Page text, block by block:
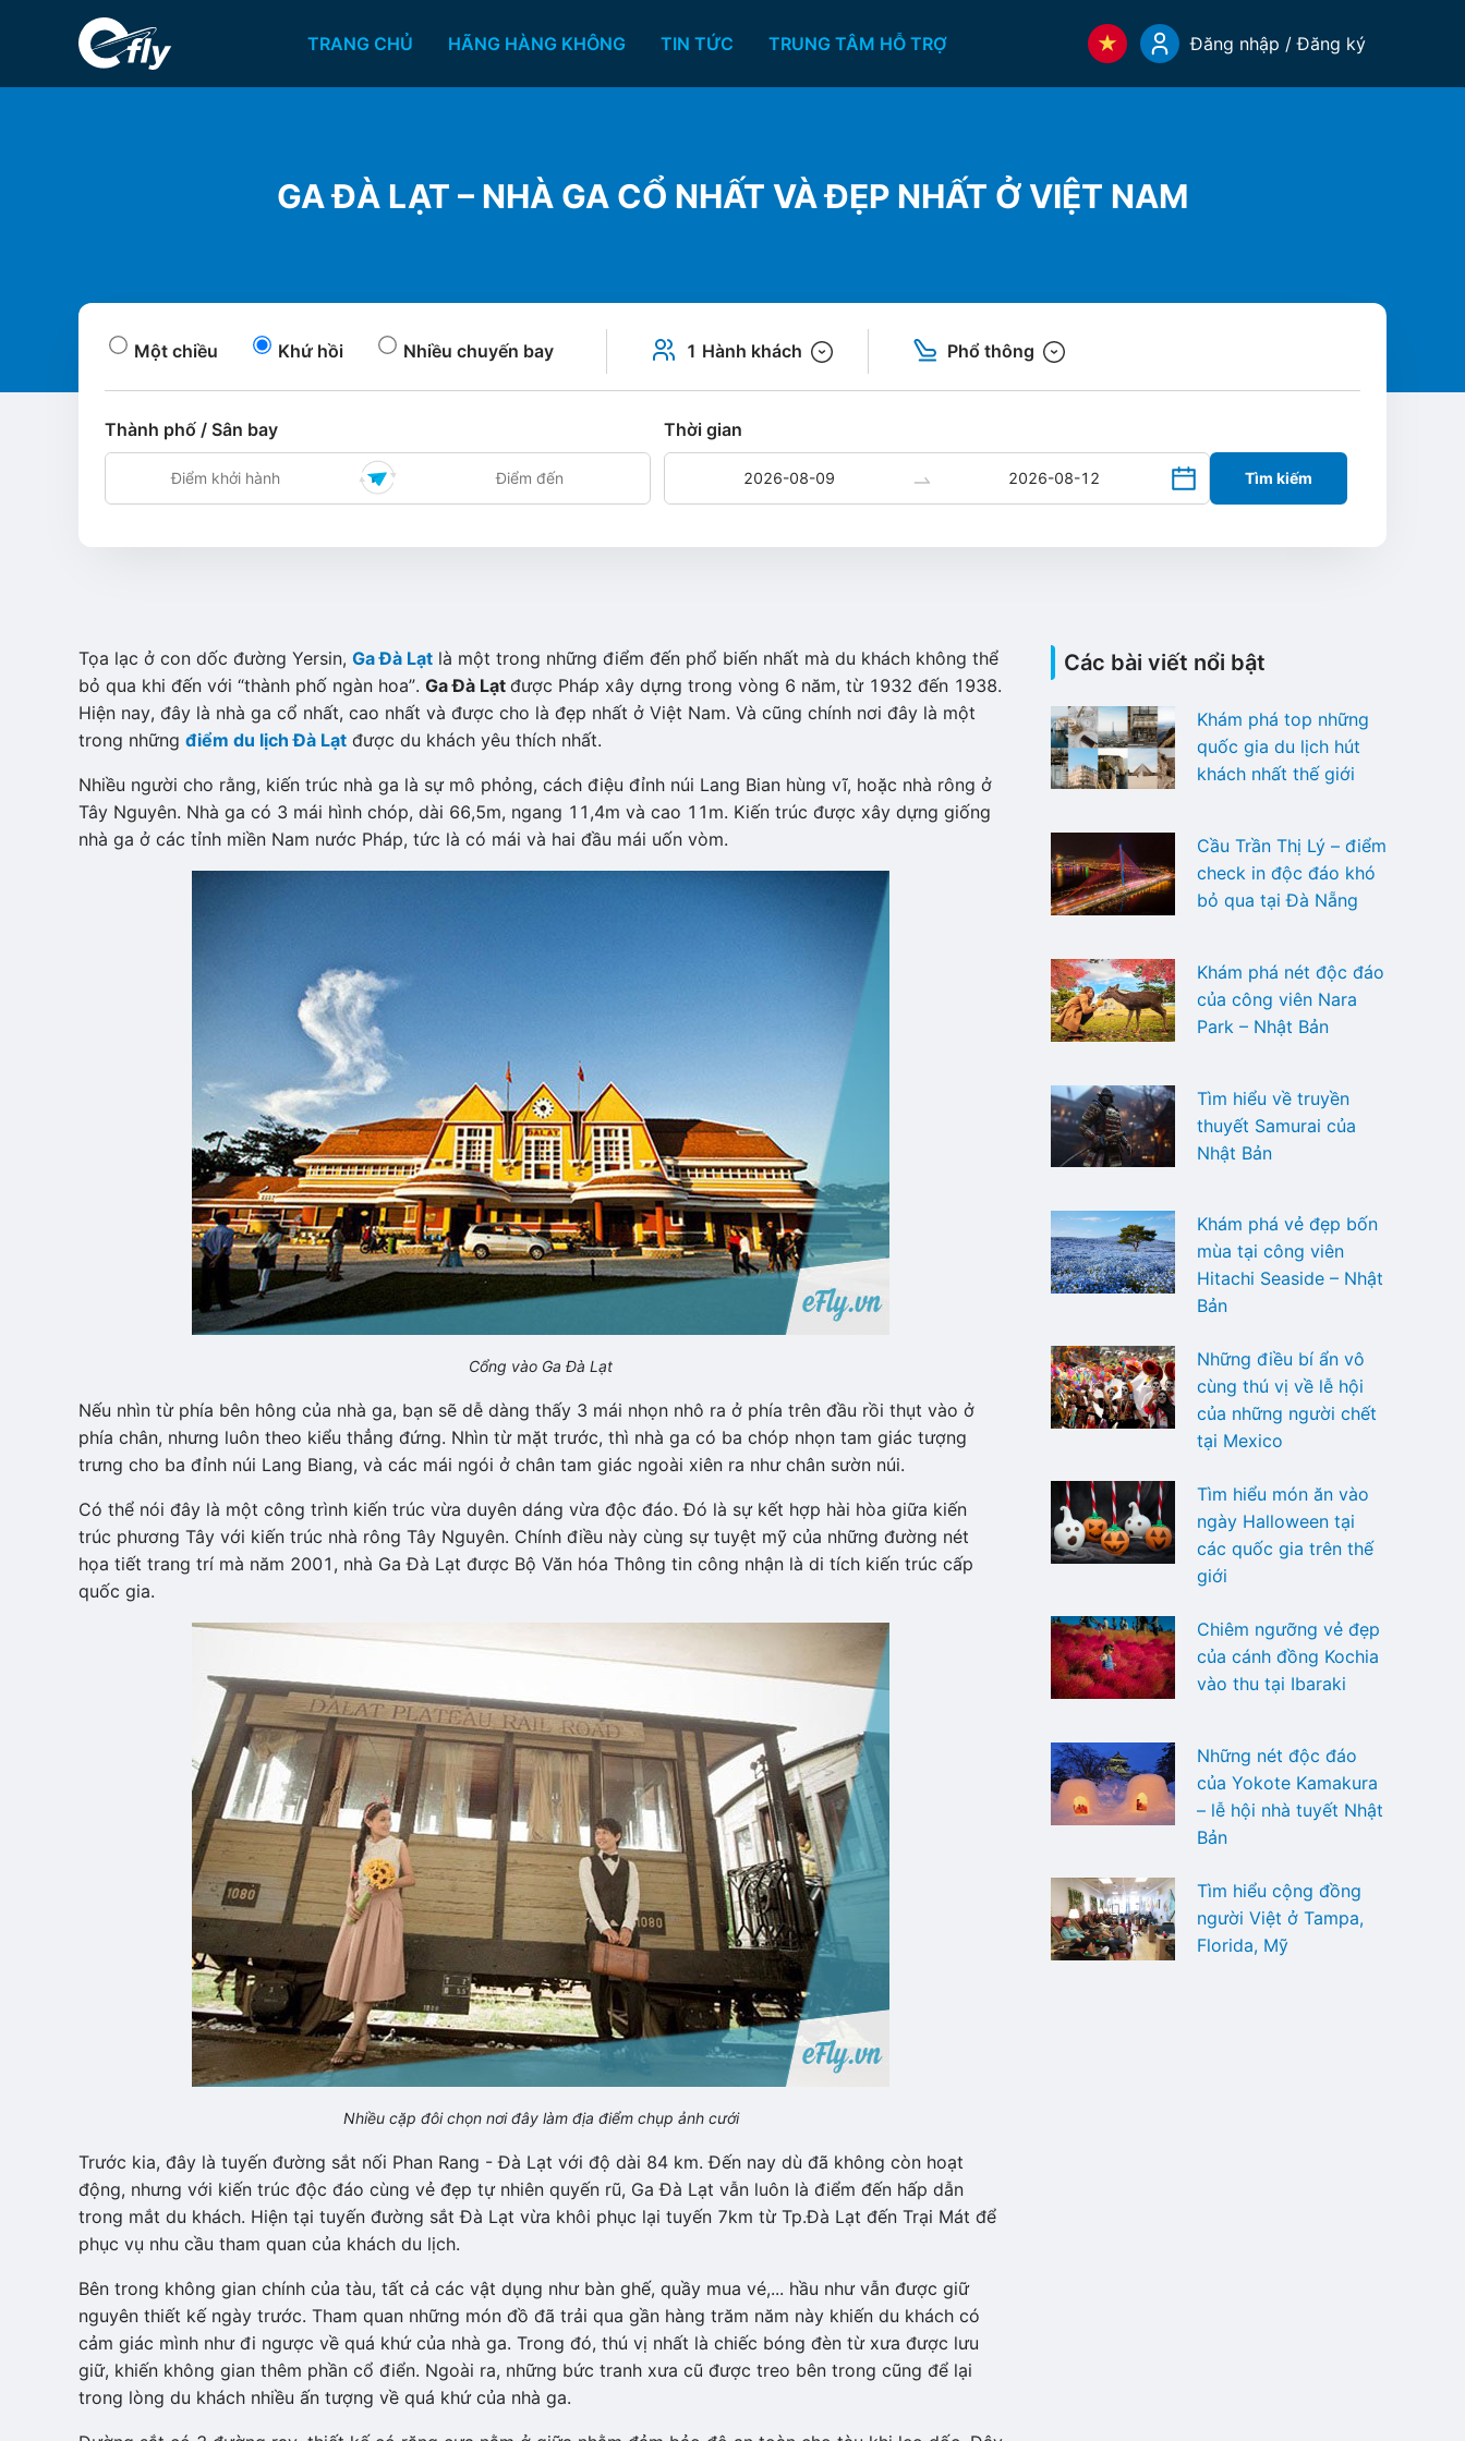
TRANG CHỦ HÃNG HÀNG KHÔNG TIN TỨC TRUNG TÂM HỖ TRỢ Đăng nhập / Đăng ký
GA ĐÀ LẠT – NHÀ GA CỔ NHẤT VÀ ĐẸP NHẤT Ở VIỆT NAM
Một chiều Khứ hồi Nhiều chuyến bay 1 Hành khách Phổ thông
Thành phố / Sân bay Thời gian
Tìm kiếm
Tọa lạc ở con dốc đường Yersin, Ga Đà Lạt là một trong những điểm đến phổ biến nhất mà du khách không thể
bỏ qua khi đến với “thành phố ngàn hoa”. Ga Đà Lạt được Pháp xây dựng trong vòng 6 năm, từ 1932 đến 1938.
Hiện nay, đây là nhà ga cổ nhất, cao nhất và được cho là đẹp nhất ở Việt Nam. Và cũng chính nơi đây là một
trong những điểm du lịch Đà Lạt được du khách yêu thích nhất.
Nhiều người cho rằng, kiến trúc nhà ga là sự mô phỏng, cách điệu đỉnh núi Lang Bian hùng vĩ, hoặc nhà rông ở
Tây Nguyên. Nhà ga có 3 mái hình chóp, dài 66,5m, ngang 11,4m và cao 11m. Kiến trúc được xây dựng giống
nhà ga ở các tỉnh miền Nam nước Pháp, tức là có mái và hai đầu mái uốn vòm.
Cổng vào Ga Đà Lạt
Nếu nhìn từ phía bên hông của nhà ga, bạn sẽ dễ dàng thấy 3 mái nhọn nhô ra ở phía trên đầu rồi thụt vào ở
phía chân, nhưng luôn theo kiểu thẳng đứng. Nhìn từ mặt trước, thì nhà ga có ba chóp nhọn tam giác tượng
trưng cho ba đỉnh núi Lang Biang, và các mái ngói ở chân tam giác ngoài xiên ra như chân sườn núi.
Có thể nói đây là một công trình kiến trúc vừa duyên dáng vừa độc đáo. Đó là sự kết hợp hài hòa giữa kiến
trúc phương Tây với kiến trúc nhà rông Tây Nguyên. Chính điều này cùng sự tuyệt mỹ của những đường nét
họa tiết trang trí mà năm 2001, nhà Ga Đà Lạt được Bộ Văn hóa Thông tin công nhận là di tích kiến trúc cấp
quốc gia.
Nhiều cặp đôi chọn nơi đây làm địa điểm chụp ảnh cưới
Trước kia, đây là tuyến đường sắt nối Phan Rang - Đà Lạt với độ dài 84 km. Đến nay dù đã không còn hoạt
động, nhưng với kiến trúc độc đáo cùng vẻ đẹp tự nhiên quyến rũ, Ga Đà Lạt vẫn luôn là điểm đến hấp dẫn
trong mắt du khách. Hiện tại tuyến đường sắt Đà Lạt vừa khôi phục lại tuyến 7km từ Tp.Đà Lạt đến Trại Mát để
phục vụ nhu cầu tham quan của khách du lịch.
Bên trong không gian chính của tàu, tất cả các vật dụng như bàn ghế, quầy mua vé,... hầu như vẫn được giữ
nguyên thiết kế ngày trước. Tham quan những món đồ đã trải qua gần hàng trăm năm này khiến du khách có
cảm giác mình như đi ngược về quá khứ của nhà ga. Trong đó, thú vị nhất là chiếc bóng đèn từ xưa được lưu
giữ, khiến không gian thêm phần cổ điển. Ngoài ra, những bức tranh xưa cũ được treo bên trong cũng để lại
trong lòng du khách nhiều ấn tượng về quá khứ của nhà ga.
Các bài viết nổi bật
Khám phá top những
quốc gia du lịch hút
khách nhất thế giới
Cầu Trần Thị Lý – điểm
check in độc đáo khó
bỏ qua tại Đà Nẵng
Khám phá nét độc đáo
của công viên Nara
Park – Nhật Bản
Tìm hiểu về truyền
thuyết Samurai của
Nhật Bản
Khám phá vẻ đẹp bốn
mùa tại công viên
Hitachi Seaside – Nhật
Bản
Những điều bí ẩn vô
cùng thú vị về lễ hội
của những người chết
tại Mexico
Tìm hiểu món ăn vào
ngày Halloween tại
các quốc gia trên thế
giới
Chiêm ngưỡng vẻ đẹp
của cánh đồng Kochia
vào thu tại Ibaraki
Những nét độc đáo
của Yokote Kamakura
– lễ hội nhà tuyết Nhật
Bản
Tìm hiểu cộng đồng
người Việt ở Tampa,
Florida, Mỹ